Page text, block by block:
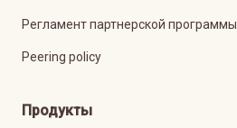
Регламент партнерской программы
Peering policy
Продукты